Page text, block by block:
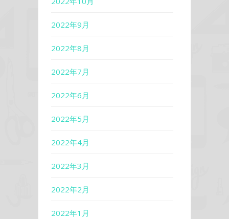
2022年9月
2022年8月
2022年7月
2022年6月
2022年5月
2022年4月
2022年3月
2022年2月
2022年1月